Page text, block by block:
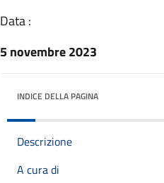
Data :
5 novembre 2023
INDICE DELLA PAGINA
Descrizione
A cura di